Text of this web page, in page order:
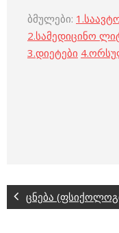
ბმულები: 1.
2.სამედიცინო
3.დიეტები 4.
ცნება